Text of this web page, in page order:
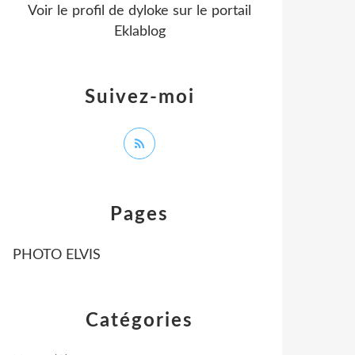
Catégories
Pages
PHOTO ELVIS
Suivez-moi
Voir le profil de dyloke sur le portail
Eklablog